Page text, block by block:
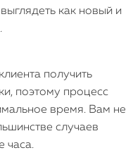
как новый и
получить
поэтому процесс
время. Вам не
случаев
часа.